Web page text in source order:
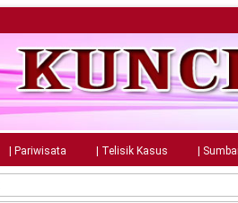
| Pariwisata | Telisik Kasus |